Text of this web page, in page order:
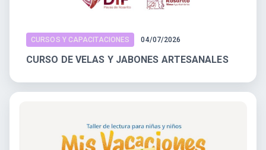
CURSOS Y CAPACITACIONES 04/07/2026
CURSO DE VELAS Y JABONES ARTESANALES